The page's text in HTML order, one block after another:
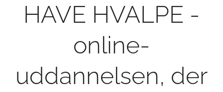
HAVE HVALPE -
online-
uddannelsen, der